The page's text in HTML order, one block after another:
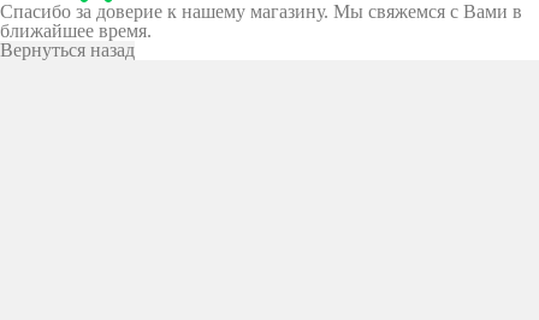
Спасибо за доверие к нашему магазину. Мы свяжемся с Вами в
ближайшее время.
Вернуться назад